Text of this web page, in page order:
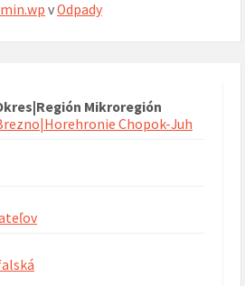
vOdpady
Mikroregión
Chopok-Juh